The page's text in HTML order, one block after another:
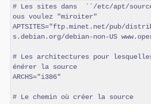
# Les sites dans  ``/etc/apt/
ous voulez "miroiter"
APTSITES="ftp.minet.net/pub/
s.debian.org/debian-non-US
# Les architectures pour
énérer la source
ARCHS="i386"
# Le chemin où créer la source